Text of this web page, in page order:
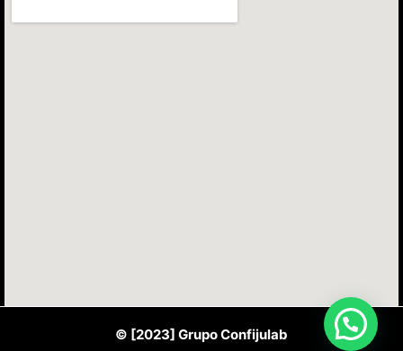
© [2023] Grupo Confijulab